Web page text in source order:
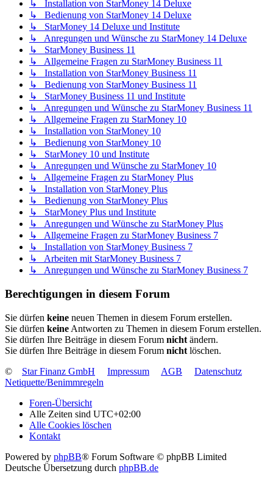
↳ Installation von StarMoney 14 Deluxe
↳ Bedienung von StarMoney 14 Deluxe
↳ StarMoney 14 Deluxe und Institute
↳ Anregungen und Wünsche zu StarMoney 14 Deluxe
↳ StarMoney Business 11
↳ Allgemeine Fragen zu StarMoney Business 11
↳ Installation von StarMoney Business 11
↳ Bedienung von StarMoney Business 11
↳ StarMoney Business 11 und Institute
↳ Anregungen und Wünsche zu StarMoney Business 11
↳ Allgemeine Fragen zu StarMoney 10
↳ Installation von StarMoney 10
↳ Bedienung von StarMoney 10
↳ StarMoney 10 und Institute
↳ Anregungen und Wünsche zu StarMoney 10
↳ Allgemeine Fragen zu StarMoney Plus
↳ Installation von StarMoney Plus
↳ Bedienung von StarMoney Plus
↳ StarMoney Plus und Institute
↳ Anregungen und Wünsche zu StarMoney Plus
↳ Allgemeine Fragen zu StarMoney Business 7
↳ Installation von StarMoney Business 7
↳ Arbeiten mit StarMoney Business 7
↳ Anregungen und Wünsche zu StarMoney Business 7
Berechtigungen in diesem Forum
Sie dürfen keine neuen Themen in diesem Forum erstellen.
Sie dürfen keine Antworten zu Themen in diesem Forum erstellen.
Sie dürfen Ihre Beiträge in diesem Forum nicht ändern.
Sie dürfen Ihre Beiträge in diesem Forum nicht löschen.
©
Star Finanz GmbH Impressum AGB
Datenschutz
Netiquette/Benimmregeln
Foren-Übersicht
Alle Zeiten sind UTC+02:00
Alle Cookies löschen
Kontakt
Powered by phpBB® Forum Software © phpBB Limited
Deutsche Übersetzung durch phpBB.de